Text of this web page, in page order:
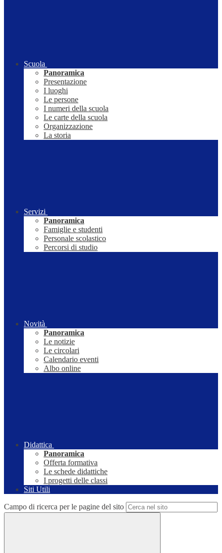
Scuola
Panoramica
Presentazione
I luoghi
Le persone
I numeri della scuola
Le carte della scuola
Organizzazione
La storia
Servizi
Panoramica
Famiglie e studenti
Personale scolastico
Percorsi di studio
Novità
Panoramica
Le notizie
Le circolari
Calendario eventi
Albo online
Didattica
Panoramica
Offerta formativa
Le schede didattiche
I progetti delle classi
Siti Utili
Campo di ricerca per le pagine del sito